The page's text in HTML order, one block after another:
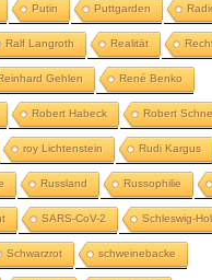
Putin Puttgarden
Ralf Langroth Realität
Gehlen René Benko
Robert Habeck Robert
roy Lichtenstein Rudi Kargus
Russland Russophilie
SARS-CoV-2 Schleswig-
Schwarzrot schweinebacke